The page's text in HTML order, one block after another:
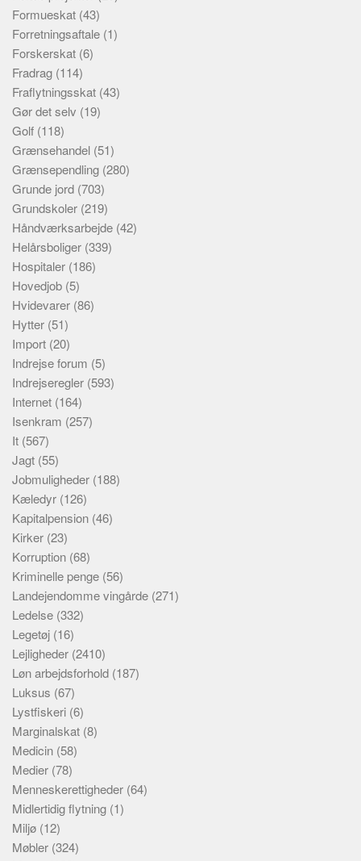
Formueskat (43)
Forretningsaftale (1)
Forskerskat (6)
Fradrag (114)
Fraflytningsskat (43)
Gør det selv (19)
Golf (118)
Grænsehandel (51)
Grænsependling (280)
Grunde jord (703)
Grundskoler (219)
Håndværksarbejde (42)
Helårsboliger (339)
Hospitaler (186)
Hovedjob (5)
Hvidevarer (86)
Hytter (51)
Import (20)
Indrejse forum (5)
Indrejseregler (593)
Internet (164)
Isenkram (257)
It (567)
Jagt (55)
Jobmuligheder (188)
Kæledyr (126)
Kapitalpension (46)
Kirker (23)
Korruption (68)
Kriminelle penge (56)
Landejendomme vingårde (271)
Ledelse (332)
Legetøj (16)
Lejligheder (2410)
Løn arbejdsforhold (187)
Luksus (67)
Lystfiskeri (6)
Marginalskat (8)
Medicin (58)
Medier (78)
Menneskerettigheder (64)
Midlertidig flytning (1)
Miljø (12)
Møbler (324)